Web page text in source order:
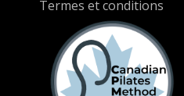
Termes et conditions